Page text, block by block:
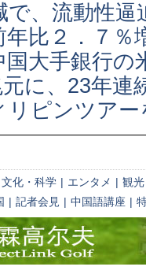
で、流動性逼
比２．７％
大手銀行の
に、23年連
リピンツアー
文化・科学 | エンタメ | 観光
| 記者会見 | 中国語講座 |